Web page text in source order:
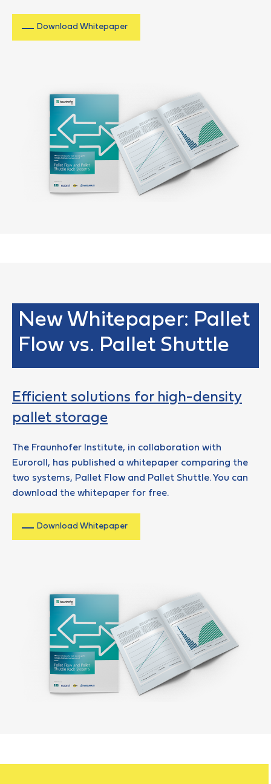
Download Whitepaper
New Whitepaper: Pallet
Flow vs. Pallet Shuttle
Efficient solutions for high-density
pallet storage
The Fraunhofer Institute, in collaboration with
Euroroll, has published a whitepaper comparing the
two systems, Pallet Flow and Pallet Shuttle. You can
download the whitepaper for free.
Download Whitepaper